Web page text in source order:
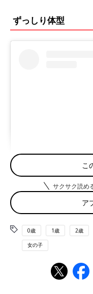
ずっしり体型
この投
こ
サクサク読め
ア
0歳 1歳 2歳
女の子